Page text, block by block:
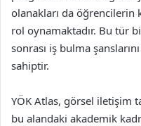
olanakları da
rol oynamaktadır. Bu tür
sonrası iş bulma
sahiptir.
YÖK Atlas, görsel iletişim
bu alandaki akademik